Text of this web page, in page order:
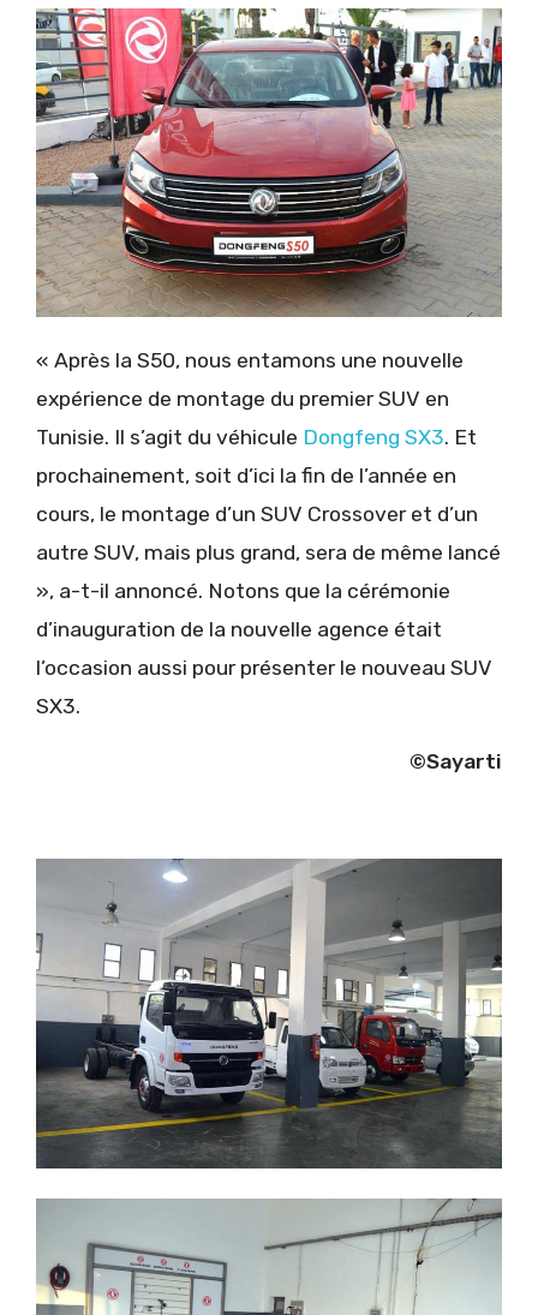
« Après la S50, nous entamons une nouvelle
expérience de montage du premier SUV en
Tunisie. Il s’agit du véhicule Dongfeng SX3. Et
prochainement, soit d’ici la fin de l’année en
cours, le montage d’un SUV Crossover et d’un
autre SUV, mais plus grand, sera de même lancé
», a-t-il annoncé. Notons que la cérémonie
d’inauguration de la nouvelle agence était
l’occasion aussi pour présenter le nouveau SUV
SX3.
©Sayarti